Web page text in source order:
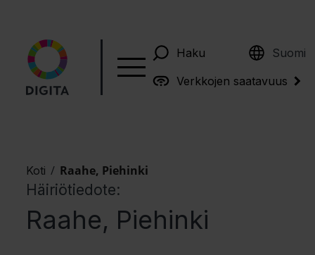
Haku Suomi
English
Verkkojen saatavuus
Koti / Raahe, Piehinki
Häiriötiedote:
Raahe, Piehinki